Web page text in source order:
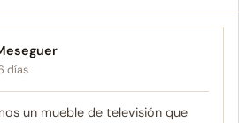
días
un mueble de televisión que